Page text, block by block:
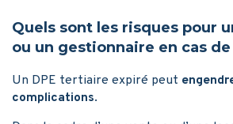
Quels sont les risques pour
ou un gestionnaire en cas
Un DPE tertiaire expiré peut
complications.